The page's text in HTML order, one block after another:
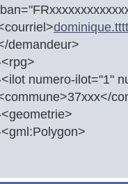
demandeur>
numero-ilot="1"